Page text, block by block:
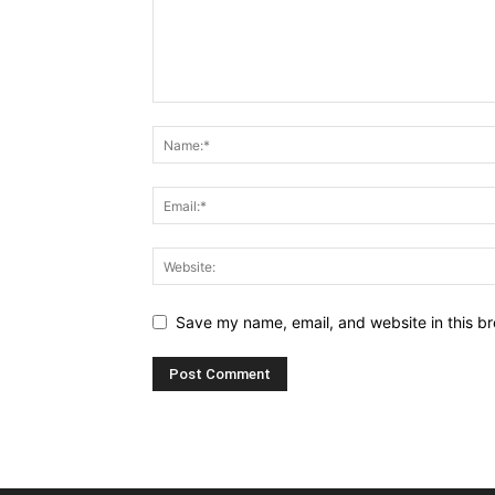
Save my name, email, and website in this